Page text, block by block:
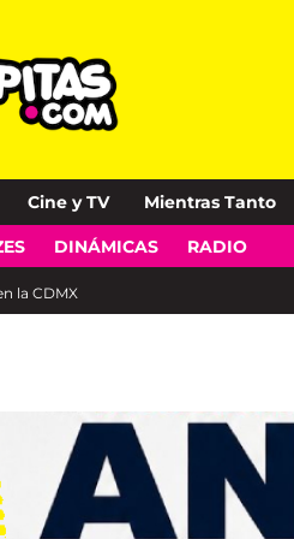
Cine y TV Mientras Tanto
DINÁMICAS RADIO
la CDMX